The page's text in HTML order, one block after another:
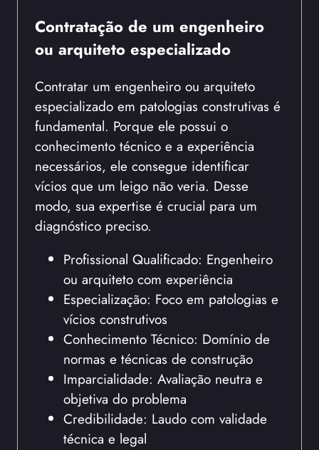
Contratação de um engenheiro
ou arquiteto especializado
Contratar um engenheiro ou arquiteto
especializado em patologias construtivas é
fundamental. Porque ele possui o
conhecimento técnico e a experiência
necessários, ele consegue identificar
vícios que um leigo não veria. Desse
modo, sua expertise é crucial para um
diagnóstico preciso.
Profissional Qualificado: Engenheiro
ou arquiteto com experiência
Especialização: Foco em patologias e
vícios construtivos
Conhecimento Técnico: Domínio de
normas e técnicas de construção
Imparcialidade: Avaliação neutra e
objetiva do problema
Credibilidade: Laudo com validade
técnica e legal